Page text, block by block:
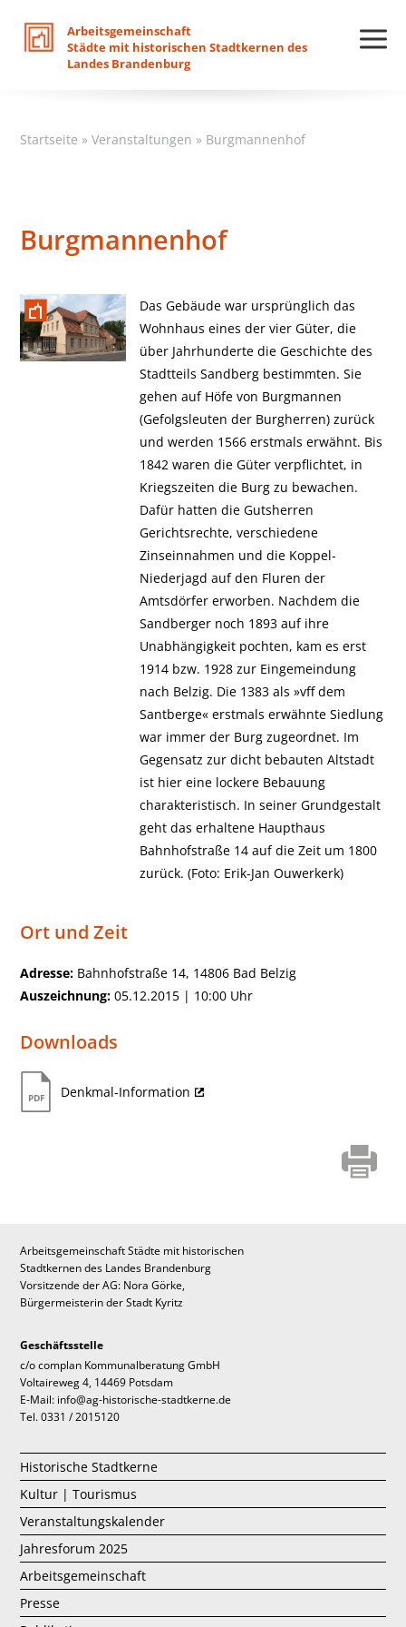
Arbeitsgemeinschaft
Städte mit historischen Stadtkernen des
Landes Brandenburg
Startseite »Veranstaltungen » Burgmannenhof
Burgmannenhof
Das Gebäude war ursprünglich das
Wohnhaus eines der vier Güter, die
über Jahrhunderte die Geschichte des
Stadtteils Sandberg bestimmten. Sie
gehen auf Höfe von Burgmannen
(Gefolgsleuten der Burgherren) zurück
und werden 1566 erstmals erwähnt. Bis
1842 waren die Güter verpflichtet, in
Kriegszeiten die Burg zu bewachen.
Dafür hatten die Gutsherren
Gerichtsrechte, verschiedene
Zinseinnahmen und die Koppel-
Niederjagd auf den Fluren der
Amtsdörfer erworben. Nachdem die
Sandberger noch 1893 auf ihre
Unabhängigkeit pochten, kam es erst
1914 bzw. 1928 zur Eingemeindung
nach Belzig. Die 1383 als »vff dem
Santberge« erstmals erwähnte Siedlung
war immer der Burg zugeordnet. Im
Gegensatz zur dicht bebauten Altstadt
ist hier eine lockere Bebauung
charakteristisch. In seiner Grundgestalt
geht das erhaltene Haupthaus
Bahnhofstraße 14 auf die Zeit um 1800
zurück. (Foto: Erik-Jan Ouwerkerk)
Ort und Zeit
Adresse: Bahnhofstraße 14, 14806 Bad Belzig
Auszeichnung: 05.12.2015 | 10:00 Uhr
Downloads
Denkmal-Information
Arbeitsgemeinschaft Städte mit historischen
Stadtkernen des Landes Brandenburg
Vorsitzende der AG: Nora Görke,
Bürgermeisterin der Stadt Kyritz
Geschäftsstelle
c/o complan Kommunalberatung GmbH
Voltaireweg 4, 14469 Potsdam
E-Mail: info@ag-historische-stadtkerne.de
Tel. 0331 / 2015120
Historische Stadtkerne
Kultur | Tourismus
Veranstaltungskalender
Jahresforum 2025
Arbeitsgemeinschaft
Presse